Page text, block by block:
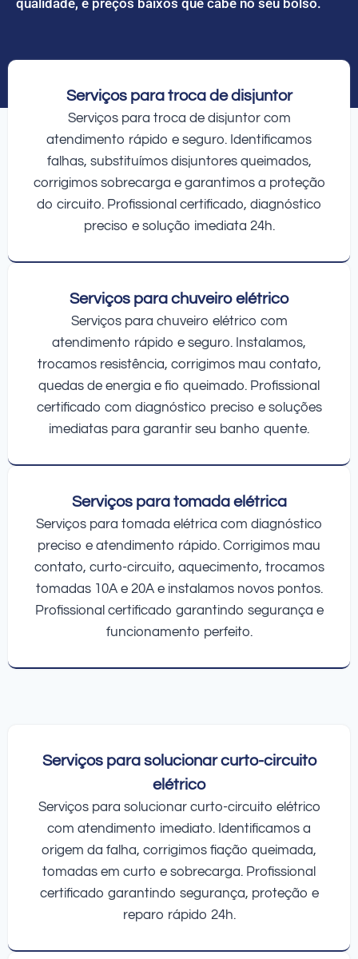
Serviços para troca de disjuntor
Serviços para troca de disjuntor com
atendimento rápido e seguro. Identificamos
falhas, substituímos disjuntores queimados,
corrigimos sobrecarga e garantimos a proteção
do circuito. Profissional certificado, diagnóstico
preciso e solução imediata 24h.
Serviços para chuveiro elétrico
Serviços para chuveiro elétrico com
atendimento rápido e seguro. Instalamos,
trocamos resistência, corrigimos mau contato,
quedas de energia e fio queimado. Profissional
certificado com diagnóstico preciso e soluções
imediatas para garantir seu banho quente.
Serviços para tomada elétrica
Serviços para tomada elétrica com diagnóstico
preciso e atendimento rápido. Corrigimos mau
contato, curto-circuito, aquecimento, trocamos
tomadas 10A e 20A e instalamos novos pontos.
Profissional certificado garantindo segurança e
funcionamento perfeito.
Serviços para solucionar curto-circuito
elétrico
Serviços para solucionar curto-circuito elétrico
com atendimento imediato. Identificamos a
origem da falha, corrigimos fiação queimada,
tomadas em curto e sobrecarga. Profissional
certificado garantindo segurança, proteção e
reparo rápido 24h.